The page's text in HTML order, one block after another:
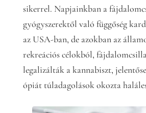
sikerrel. Napjainkban a
gyógyszerektől való függőség
az USA-ban, de azokban az
rekreációs célokból,
legalizálták a kannabiszt,
ópiát túladagolások okozta